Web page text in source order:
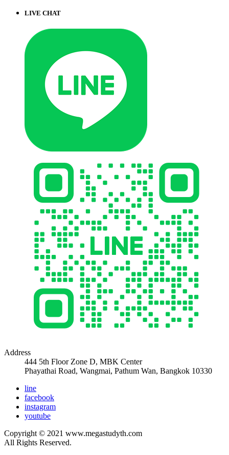
LIVE CHAT
Address
444 5th Floor Zone D, MBK Center
Phayathai Road, Wangmai, Pathum Wan, Bangkok 10330
line
facebook
instagram
youtube
Copyright © 2021 www.megastudyth.com
All Rights Reserved.